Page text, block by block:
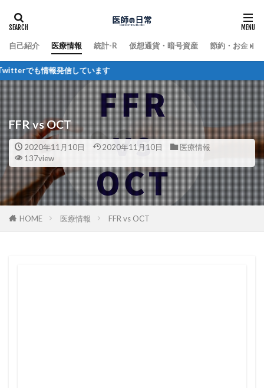
自己紹介 医療情報 統計-R 仮想通貨・暗号資産 節約・お金
情報発信しています
FFR vs OCT
2020年11月10日 2020年11月10日
医療情報
137view
HOME 医療情報 FFR vs OCT